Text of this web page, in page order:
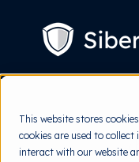
This website stores
cookies are used to
interact with our website
children
for
Layanan
Harga